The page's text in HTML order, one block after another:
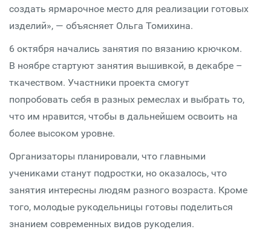
создать ярмарочное место для реализации готовых
изделий», — объясняет Ольга Томихина.
6 октября начались занятия по вязанию крючком.
В ноябре стартуют занятия вышивкой, в декабре –
ткачеством. Участники проекта смогут
попробовать себя в разных ремеслах и выбрать то,
что им нравится, чтобы в дальнейшем освоить на
более высоком уровне.
Организаторы планировали, что главными
учениками станут подростки, но оказалось, что
занятия интересны людям разного возраста. Кроме
того, молодые рукодельницы готовы поделиться
знанием современных видов рукоделия.